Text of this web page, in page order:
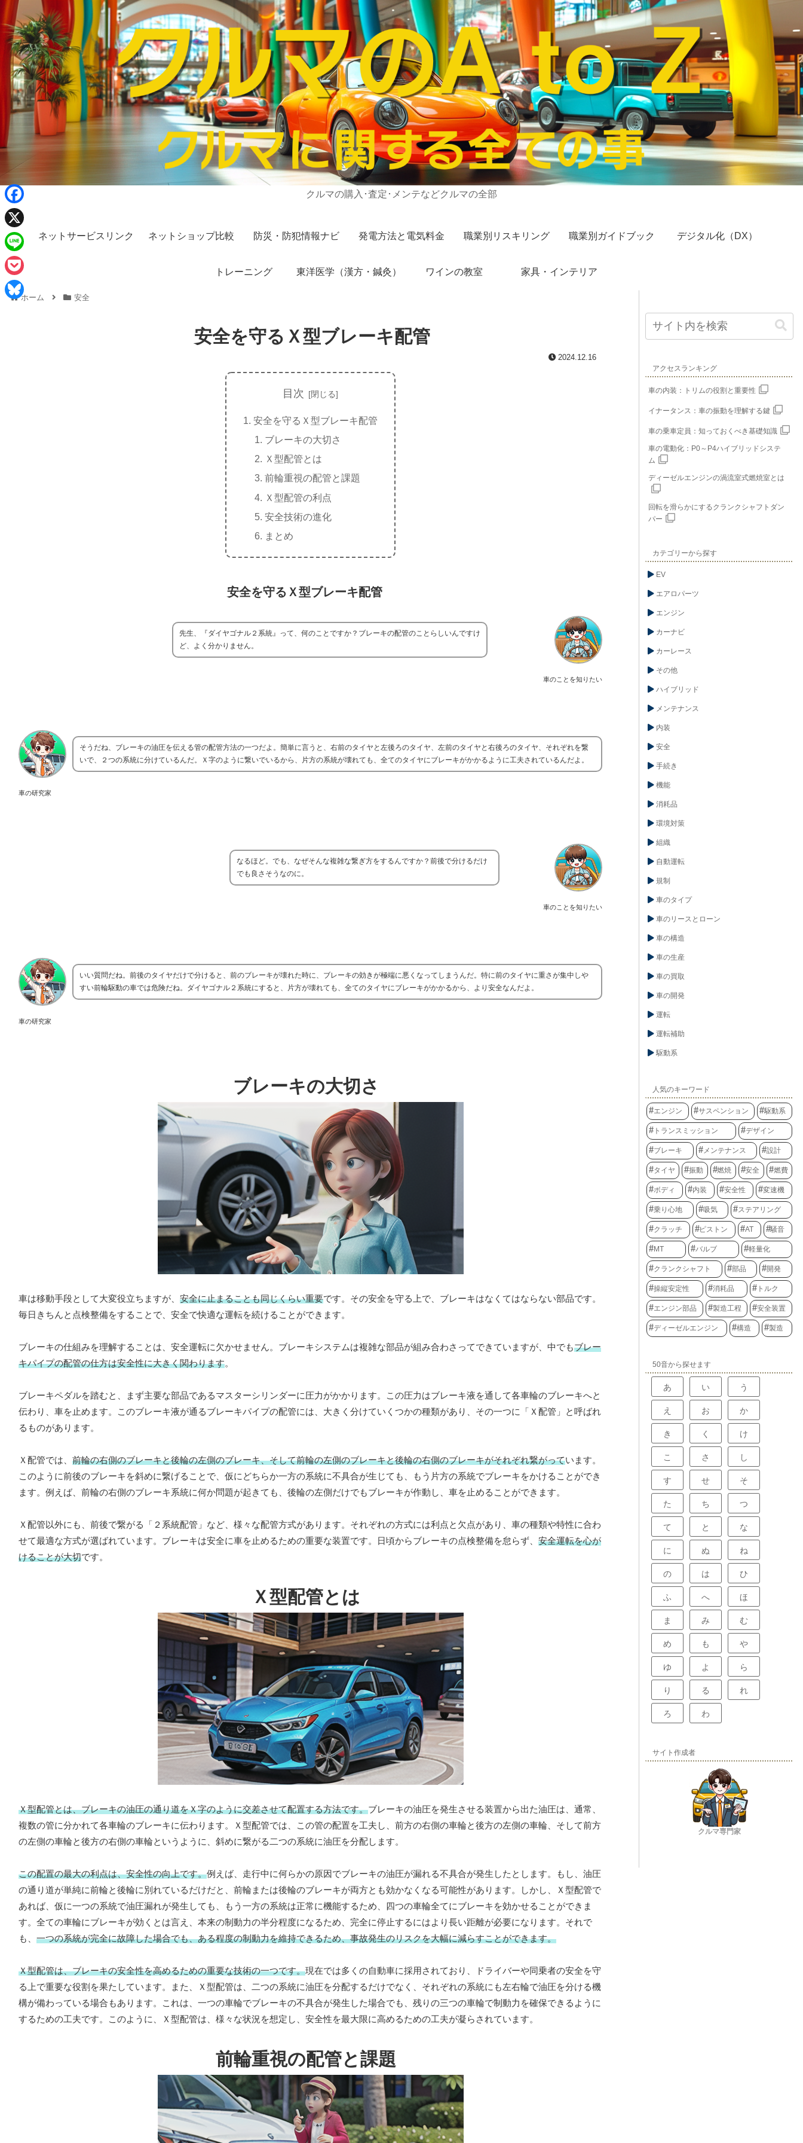
クルマの購入･査定･メンテなどクルマの全部
ネットサービスリンク ネットショップ比較 防災・防犯情報ナビ 発電方法と電気料金 職業別リスキリング 職業別ガイドブック デジタル化（DX）
トレーニング 東洋医学（漢方・鍼灸） ワインの教室 家具・インテリア
ホーム 安全
安全を守るＸ型ブレーキ配管
2024.12.16
目次
安全を守るＸ型ブレーキ配管
ブレーキの大切さ
Ｘ型配管とは
前輪重視の配管と課題
Ｘ型配管の利点
安全技術の進化
まとめ
安全を守るＸ型ブレーキ配管
車のことを知りたい
先生、『ダイヤゴナル２系統』って、何のことですか？ブレーキの配管のことらしいんですけ
ど、よく分かりません。
車の研究家
そうだね、ブレーキの油圧を伝える管の配管方法の一つだよ。簡単に言うと、右前のタイヤと左後ろのタイヤ、左前のタイヤと右後ろのタイヤ、それぞれを繋
いで、２つの系統に分けているんだ。Ｘ字のように繋いでいるから、片方の系統が壊れても、全てのタイヤにブレーキがかかるように工夫されているんだよ。
車のことを知りたい
なるほど。でも、なぜそんな複雑な繋ぎ方をするんですか？前後で分けるだけ
でも良さそうなのに。
車の研究家
いい質問だね。前後のタイヤだけで分けると、前のブレーキが壊れた時に、ブレーキの効きが極端に悪くなってしまうんだ。特に前のタイヤに重さが集中しや
すい前輪駆動の車では危険だね。ダイヤゴナル２系統にすると、片方が壊れても、全てのタイヤにブレーキがかかるから、より安全なんだよ。
ブレーキの大切さ
車は移動手段として大変役立ちますが、 安全に止まることも同じくらい重要です。その安全を守る上で、ブレーキはなくてはならない部品です。
毎日きちんと点検整備をすることで、安全で快適な運転を続けることができます。
ブレーキの仕組みを理解することは、安全運転に欠かせません。ブレーキシステムは複雑な部品が組み合わさってできていますが、中でもブレー
キパイプの配管の仕方は安全性に大きく関わります。
ブレーキペダルを踏むと、まず主要な部品であるマスターシリンダーに圧力がかかります。この圧力はブレーキ液を通して各車輪のブレーキへと
伝わり、車を止めます。このブレーキ液が通るブレーキパイプの配管には、大きく分けていくつかの種類があり、その一つに「Ｘ配管」と呼ばれ
るものがあります。
Ｘ配管では、 前輪の右側のブレーキと後輪の左側のブレーキ、そして前輪の左側のブレーキと後輪の右側のブレーキがそれぞれ繋がっています。
このように前後のブレーキを斜めに繋げることで、仮にどちらか一方の系統に不具合が生じても、もう片方の系統でブレーキをかけることができ
ます。例えば、前輪の右側のブレーキ系統に何か問題が起きても、後輪の左側だけでもブレーキが作動し、車を止めることができます。
Ｘ配管以外にも、前後で繋がる「２系統配管」など、様々な配管方式があります。それぞれの方式には利点と欠点があり、車の種類や特性に合わ
せて最適な方式が選ばれています。ブレーキは安全に車を止めるための重要な装置です。日頃からブレーキの点検整備を怠らず、 安全運転を心が
けることが大切です。
Ｘ型配管とは
Ｘ型配管とは、ブレーキの油圧の通り道をＸ字のように交差させて配置する方法です。ブレーキの油圧を発生させる装置から出た油圧は、通常、
複数の管に分かれて各車輪のブレーキに伝わります。Ｘ型配管では、この管の配置を工夫し、前方の右側の車輪と後方の左側の車輪、そして前方
の左側の車輪と後方の右側の車輪というように、斜めに繋がる二つの系統に油圧を分配します。
この配置の最大の利点は、安全性の向上です。例えば、走行中に何らかの原因でブレーキの油圧が漏れる不具合が発生したとします。もし、油圧
の通り道が単純に前輪と後輪に別れているだけだと、前輪または後輪のブレーキが両方とも効かなくなる可能性があります。しかし、Ｘ型配管で
あれば、仮に一つの系統で油圧漏れが発生しても、もう一方の系統は正常に機能するため、四つの車輪全てにブレーキを効かせることができま
す。全ての車輪にブレーキが効くとは言え、本来の制動力の半分程度になるため、完全に停止するにはより長い距離が必要になります。それで
も、 一つの系統が完全に故障した場合でも、ある程度の制動力を維持できるため、事故発生のリスクを大幅に減らすことができます。
Ｘ型配管は、ブレーキの安全性を高めるための重要な技術の一つです。現在では多くの自動車に採用されており、ドライバーや同乗者の安全を守
る上で重要な役割を果たしています。また、Ｘ型配管は、二つの系統に油圧を分配するだけでなく、それぞれの系統にも左右輪で油圧を分ける機
構が備わっている場合もあります。これは、一つの車輪でブレーキの不具合が発生した場合でも、残りの三つの車輪で制動力を確保できるように
するための工夫です。このように、Ｘ型配管は、様々な状況を想定し、安全性を最大限に高めるための工夫が凝らされています。
前輪重視の配管と課題
アクセスランキング
車の内装：トリムの役割と重要性
イナータンス：車の振動を理解する鍵
車の乗車定員：知っておくべき基礎知識
車の電動化：P0～P4ハイブリッドシステ
ム
ディーゼルエンジンの渦流室式燃焼室とは
回転を滑らかにするクランクシャフトダン
パー
カテゴリーから探す
EV
エアロパーツ
エンジン
カーナビ
カーレース
その他
ハイブリッド
メンテナンス
内装
安全
手続き
機能
消耗品
環境対策
組織
自動運転
規制
車のタイプ
車のリースとローン
車の構造
車の生産
車の買取
車の開発
運転
運転補助
駆動系
人気のキーワード
エンジン サスペンション 駆動系
トランスミッション デザイン
ブレーキ メンテナンス 設計
タイヤ 振動 燃焼 安全 燃費
ボディ 内装 安全性 変速機
乗り心地 吸気 ステアリング
クラッチ ピストン AT 騒音
MT バルブ 軽量化
クランクシャフト 部品 開発
操縦安定性 消耗品 トルク
エンジン部品 製造工程 安全装置
ディーゼルエンジン 構造 製造
50音から探せます
あ い う
え お か
き く け
こ さ し
す せ そ
た ち つ
て と な
に ぬ ね
の は ひ
ふ へ ほ
ま み む
め も や
ゆ よ ら
り る れ
ろ わ
サイト作成者
クルマ専門家
F
a
c
e
b
X
L
n
P